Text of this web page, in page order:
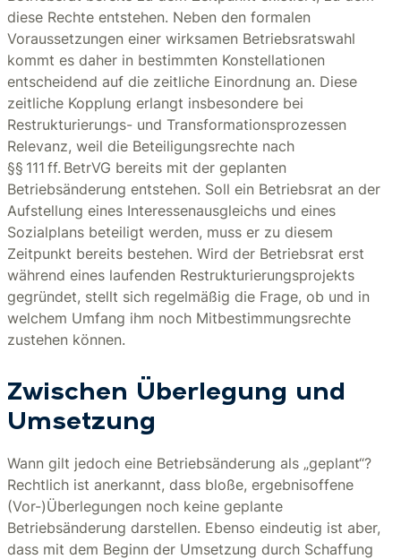
diese Rechte entstehen. Neben den formalen
Voraussetzungen einer wirksamen Betriebsratswahl
kommt es daher in bestimmten Konstellationen
entscheidend auf die zeitliche Einordnung an. Diese
zeitliche Kopplung erlangt insbesondere bei
Restrukturierungs- und Transformationsprozessen
Relevanz, weil die Beteiligungsrechte nach
§§ 111 ff. BetrVG bereits mit der geplanten
Betriebsänderung entstehen. Soll ein Betriebsrat an der
Aufstellung eines Interessenausgleichs und eines
Sozialplans beteiligt werden, muss er zu diesem
Zeitpunkt bereits bestehen. Wird der Betriebsrat erst
während eines laufenden Restrukturierungsprojekts
gegründet, stellt sich regelmäßig die Frage, ob und in
welchem Umfang ihm noch Mitbestimmungsrechte
zustehen können.
Zwischen Überlegung und
Umsetzung
Wann gilt jedoch eine Betriebsänderung als „geplant“?
Rechtlich ist anerkannt, dass bloße, ergebnisoffene
(Vor-)Überlegungen noch keine geplante
Betriebsänderung darstellen. Ebenso eindeutig ist aber,
dass mit dem Beginn der Umsetzung durch Schaffung